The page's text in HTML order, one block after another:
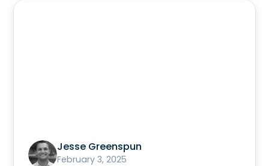
Jesse Greenspun
February 3, 2025